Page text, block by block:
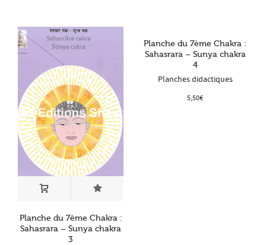
Planche du 7ème Chakra :
Sahasrara – Sunya chakra
3
Planche du 7ème Chakra :
Sahasrara – Sunya chakra
4
Planches didactiques
5,50€